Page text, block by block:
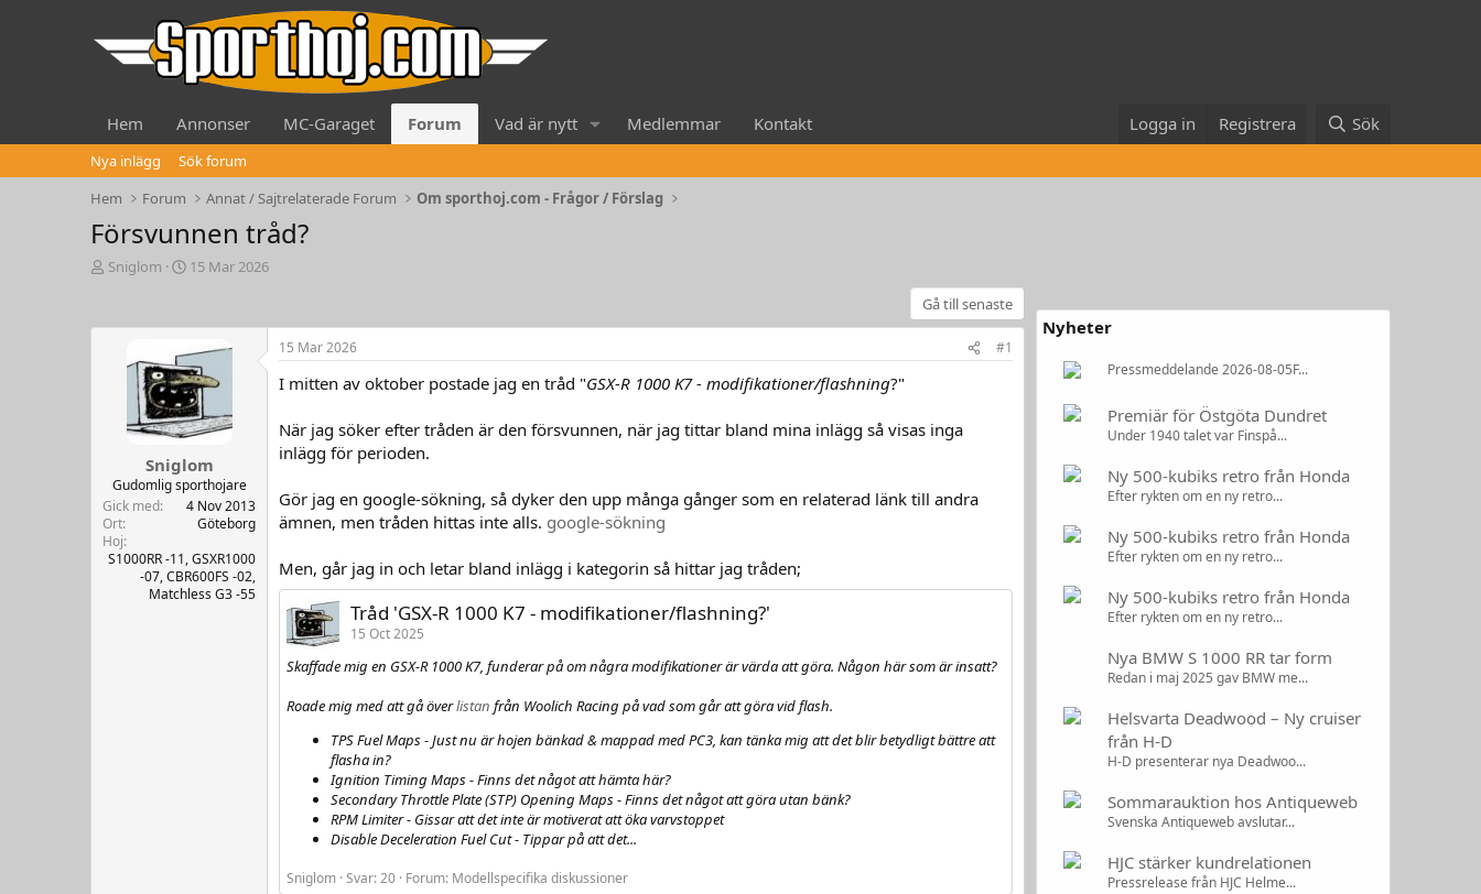
Hem Annonser MC-Garaget Forum Vad är nytt Medlemmar Kontakt Logga in Registrera Sök
Nya inlägg
Sök forum
Hem
Forum Annat / Sajtrelaterade Forum Om sporthoj.com - Frågor / Förslag
Försvunnen tråd?
T
e
e
r
Sniglom
S
r
d
a
t
e
15 Mar 2026
Gå till senaste
Sniglom
Gudomlig sporthojare
Gick med
4 Nov 2013
Ort
Göteborg
Hoj
S1000RR -11, GSXR1000
-07, CBR600FS -02,
Matchless G3 -55
15 Mar 2026 #1
I mitten av oktober postade jag en tråd "GSX-R 1000 K7 - modifikationer/flashning?"
När jag söker efter tråden är den försvunnen, när jag tittar bland mina inlägg så visas inga
inlägg för perioden.
Gör jag en google-sökning, så dyker den upp många gånger som en relaterad länk till andra
ämnen, men tråden hittas inte alls. google-sökning
Men, går jag in och letar bland inlägg i kategorin så hittar jag tråden;
Tråd 'GSX-R 1000 K7 - modifikationer/flashning?'
15 Oct 2025
Skaffade mig en GSX-R 1000 K7, funderar på om några modifikationer är värda att göra. Någon här som är insatt?
Roade mig med att gå överlistan från Woolich Racing på vad som går att göra vid flash.
TPS Fuel Maps - Just nu är hojen bänkad & mappad med PC3, kan tänka mig att det blir betydligt bättre att
flasha in?
Ignition Timing Maps - Finns det något att hämta här?
Secondary Throttle Plate (STP) Opening Maps - Finns det något att göra utan bänk?
RPM Limiter - Gissar att det inte är motiverat att öka varvstoppet
Disable Deceleration Fuel Cut - Tippar på att det...
Sniglom Svar: 20 Forum: Modellspecifika diskussioner
Nyheter
Pressmeddelande 2026-08-05F...
Premiär för Östgöta Dundret
Under 1940 talet var Finspå...
Ny 500-kubiks retro från Honda
Efter rykten om en ny retro...
Ny 500-kubiks retro från Honda
Efter rykten om en ny retro...
Ny 500-kubiks retro från Honda
Efter rykten om en ny retro...
Nya BMW S 1000 RR tar form
Redan i maj 2025 gav BMW me...
Helsvarta Deadwood – Ny cruiser
från H-D
H-D presenterar nya Deadwoo...
Sommarauktion hos Antiqueweb
Svenska Antiqueweb avslutar...
HJC stärker kundrelationen
Pressrelease från HJC Helme...